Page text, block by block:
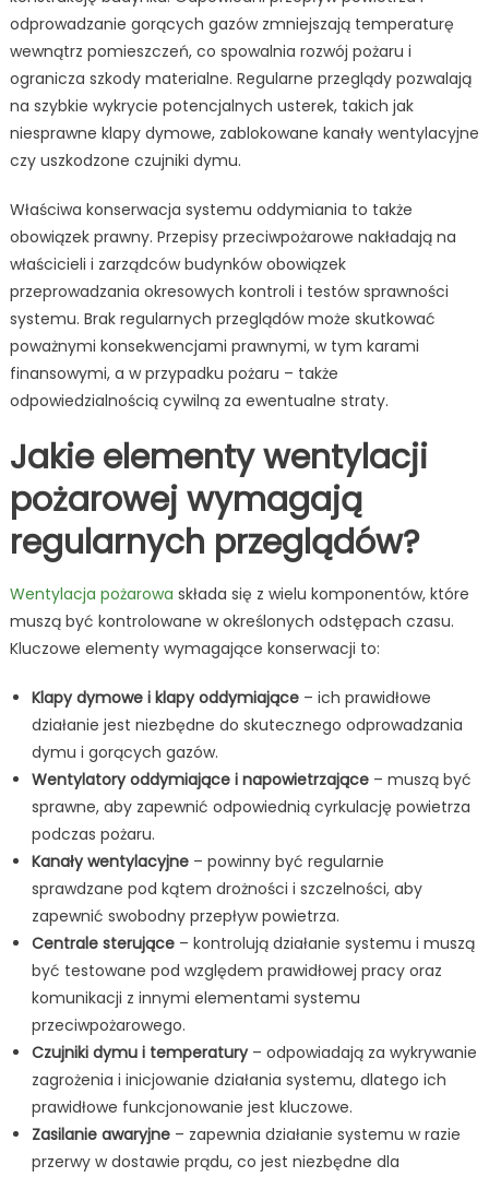
odprowadzanie gorących gazów zmniejszają temperaturę
wewnątrz pomieszczeń, co spowalnia rozwój pożaru i
ogranicza szkody materialne. Regularne przeglądy pozwalają
na szybkie wykrycie potencjalnych usterek, takich jak
niesprawne klapy dymowe, zablokowane kanały wentylacyjne
czy uszkodzone czujniki dymu.
Właściwa konserwacja systemu oddymiania to także
obowiązek prawny. Przepisy przeciwpożarowe nakładają na
właścicieli i zarządców budynków obowiązek
przeprowadzania okresowych kontroli i testów sprawności
systemu. Brak regularnych przeglądów może skutkować
poważnymi konsekwencjami prawnymi, w tym karami
finansowymi, a w przypadku pożaru – także
odpowiedzialnością cywilną za ewentualne straty.
Jakie elementy wentylacji
pożarowej wymagają
regularnych przeglądów?
Wentylacja pożarowa składa się z wielu komponentów, które
muszą być kontrolowane w określonych odstępach czasu.
Kluczowe elementy wymagające konserwacji to:
Klapy dymowe i klapy oddymiające– ich prawidłowe
działanie jest niezbędne do skutecznego odprowadzania
dymu i gorących gazów.
Wentylatory oddymiające i napowietrzające– muszą być
sprawne, aby zapewnić odpowiednią cyrkulację powietrza
podczas pożaru.
Kanały wentylacyjne– powinny być regularnie
sprawdzane pod kątem drożności i szczelności, aby
zapewnić swobodny przepływ powietrza.
Centrale sterujące– kontrolują działanie systemu i muszą
być testowane pod względem prawidłowej pracy oraz
komunikacji z innymi elementami systemu
przeciwpożarowego.
Czujniki dymu i temperatury– odpowiadają za wykrywanie
zagrożenia i inicjowanie działania systemu, dlatego ich
prawidłowe funkcjonowanie jest kluczowe.
Zasilanie awaryjne– zapewnia działanie systemu w razie
przerwy w dostawie prądu, co jest niezbędne dla